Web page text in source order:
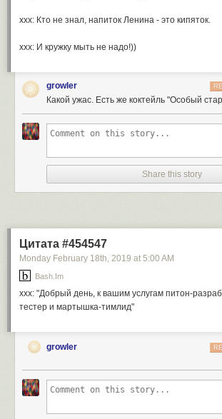
xxx: Кто не знал, напиток Ленина - это кипяток.
xxx: И кружку мыть не надо!))
growler
Какой ужас. Есть же коктейль "Особый
Share this story
Цитата #454547
Monday February 18th, 2019 at 5:00 AM
Bash.im
xxx: "Добрый день, к вашим услугам питон-
тестер и мартышка-тимлид"
growler